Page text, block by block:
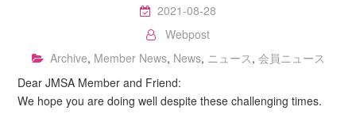
2021-08-28
Webpost
Archive, Member News, News, ニュース, 会員ニュース
Dear JMSA Member and Friend:
We hope you are doing well despite these challenging times.